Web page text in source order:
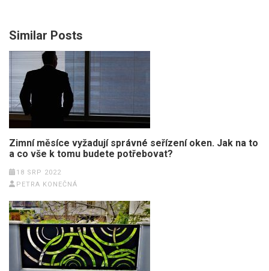
Similar Posts
Zimní měsíce vyžadují správné seřízení oken. Jak na to
a co vše k tomu budete potřebovat?
18 SRP 2022
PETRA KONEČNÁ